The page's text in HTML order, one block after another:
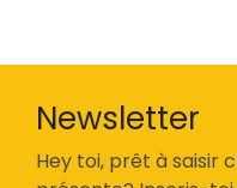
Newsletter
Hey toi, prêt à saisir